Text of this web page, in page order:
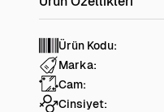
Ürün Kodu:
Marka:
Cam:
Cinsiyet: